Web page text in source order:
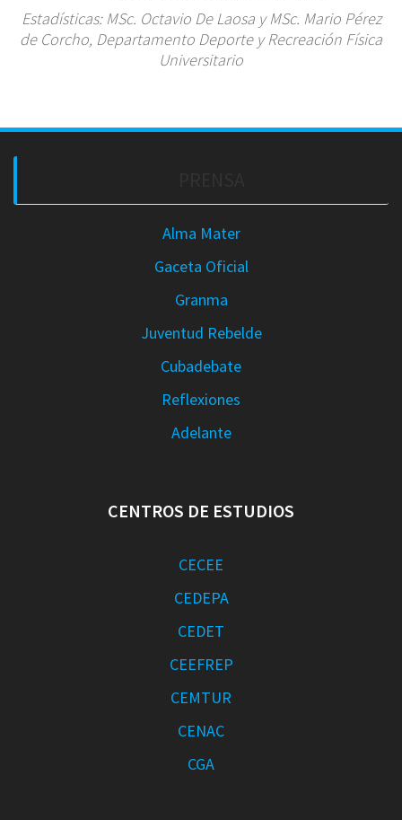
Estadísticas: MSc. Octavio De Laosa y MSc. Mario Pérez
de Corcho, Departamento Deporte y Recreación Física
Universitario
Alma Mater
Gaceta Oficial
Granma
Juventud Rebelde
Cubadebate
Reflexiones
Adelante
CENTROS DE ESTUDIOS
CECEE
CEDEPA
CEDET
CEEFREP
CEMTUR
CENAC
CGA